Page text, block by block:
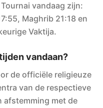
vandaag zijn:
Maghrib 21:18 en
Vaktija.
vandaan?
de officiële religieuze
van de respectieve
afstemming met de